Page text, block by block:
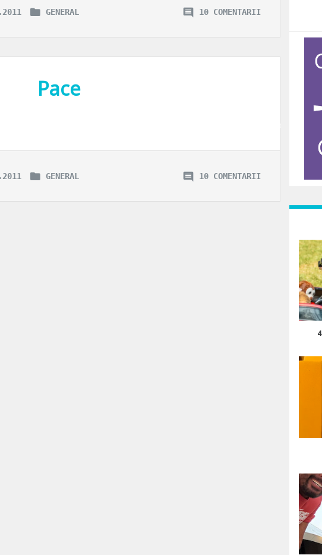
GENERAL 10 COMENTARII
Pace
treaba, mereu suntem stresati, obositi si satui. Avem termene, suntem contra
GENERAL 10 COMENTARII